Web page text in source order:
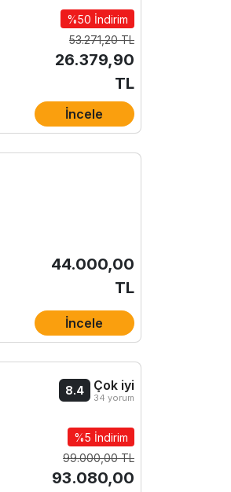
%50 İndirim
53.271,20 TL
26.379,90
TL
İncele
44.000,00
TL
İncele
8.4 Çok iyi
34 yorum
%5 İndirim
99.000,00 TL
93.080,00